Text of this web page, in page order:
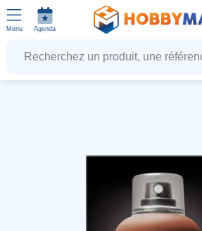
Menu Agenda
Recherchez un produit, une référence...